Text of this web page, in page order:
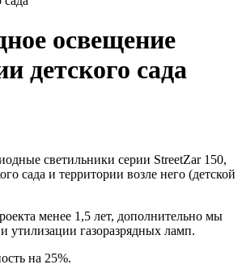
освещение
детского сада
светильники серии StreetZar 150,
сада и территории возле него (детской
менее 1,5 лет, дополнительно мы
утилизации газоразрядных ламп.
на 25%.